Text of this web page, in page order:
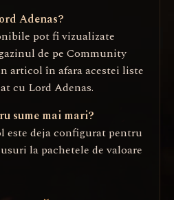
Adenas?
pot fi vizualizate
de pe Community
articol în afara acestei liste
cu Lord Adenas.
sume mai mari?
este deja configurat pentru
la pachetele de valoare